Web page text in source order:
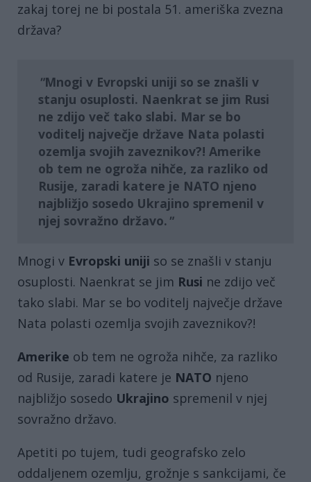
zakaj torej ne bi postala 51. ameriška zvezna
država?
Mnogi v Evropski uniji so se znašli v
stanju osuplosti. Naenkrat se jim Rusi
ne zdijo več tako slabi. Mar se bo
voditelj največje države Nata polasti
ozemlja svojih zaveznikov?! Amerike
ob tem ne ogroža nihče, za razliko od
Rusije, zaradi katere je NATO njeno
najbližjo sosedo Ukrajino spremenil v
njej sovražno državo.
Mnogi v Evropski uniji so se znašli v stanju
osuplosti. Naenkrat se jim Rusi ne zdijo več
tako slabi. Mar se bo voditelj največje države
Nata polasti ozemlja svojih zaveznikov?!
Amerike ob tem ne ogroža nihče, za razliko
od Rusije, zaradi katere je NATO njeno
najbližjo sosedo Ukrajino spremenil v njej
sovražno državo.
Apetiti po tujem, tudi geografsko zelo
oddaljenem ozemlju, grožnje s sankcijami, če